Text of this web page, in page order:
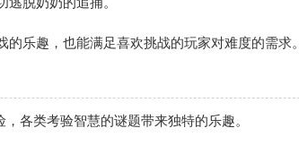
乐趣，也能满足喜欢挑战的玩家对难度的需求。
各类考验智慧的谜题带来独特的乐趣。